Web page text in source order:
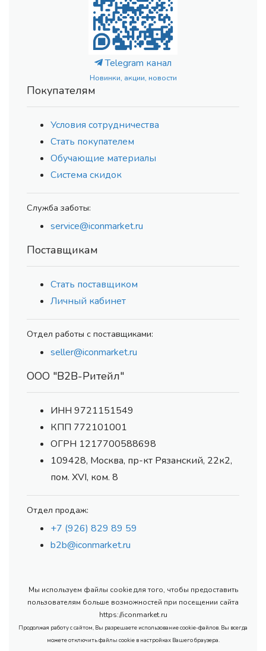
Telegram канал
Новинки, акции, новости
Покупателям
Условия сотрудничества
Стать покупателем
Обучающие материалы
Система скидок
Служба заботы:
service@iconmarket.ru
Поставщикам
Стать поставщиком
Личный кабинет
Отдел работы с поставщиками:
seller@iconmarket.ru
ООО "В2В-Ритейл"
ИНН 9721151549
КПП 772101001
ОГРН 1217700588698
109428, Москва, пр-кт Рязанский, 22к2,
пом. XVI, ком. 8
Отдел продаж:
+7 (926) 829 89 59
b2b@iconmarket.ru
Мы используем файлы cookie для того, чтобы предоставить
пользователям больше возможностей при посещении сайта
https://iconmarket.ru
Продолжая работу с сайтом, Вы разрешаете использование cookie-файлов. Вы всегда
можете отключить файлы cookie в настройках Вашего браузера.